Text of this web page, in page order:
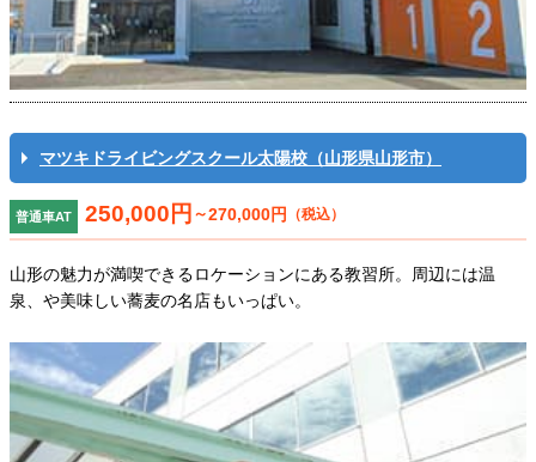
マツキドライビングスクール太陽校（山形県山形市）
普通車AT 250,000円 ～270,000円 （税込）
山形の魅力が満喫できるロケーションにある教習所。周辺には温
泉、や美味しい蕎麦の名店もいっぱい。